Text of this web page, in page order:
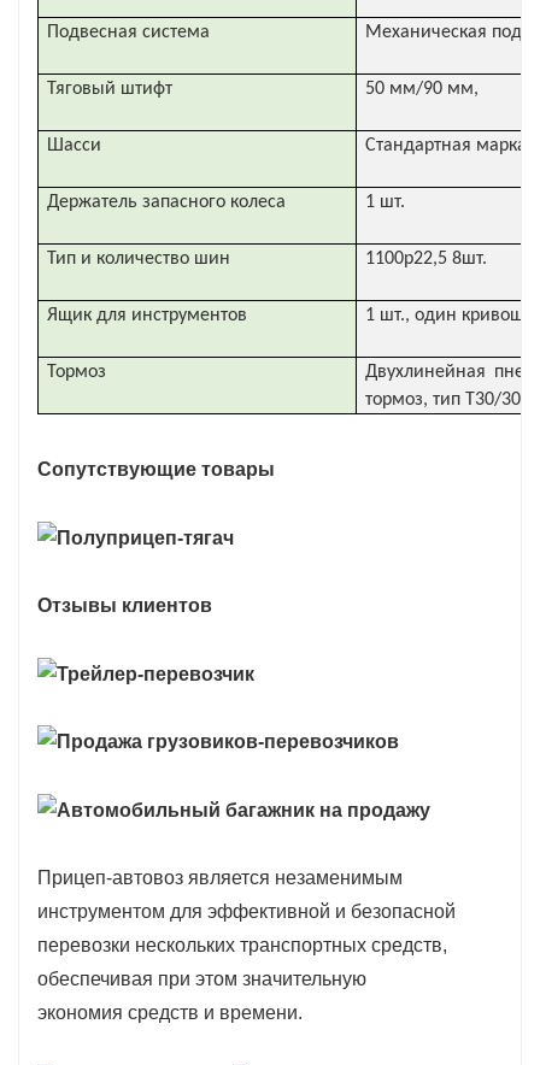
Подвесная система Механическая
Тяговый штифт 50 мм/90 мм,
Шасси Стандартная марка
Держатель запасного колеса 1 шт.
Тип и количество шин 1100р22,5 8шт.
Ящик для инструментов 1 шт., один
Тормоз
Двухлинейная
тормоз, тип T30/30
Сопутствующие товары
Отзывы клиентов
Прицеп-автовоз является незаменимым
инструментом для эффективной и безопасной
перевозки нескольких транспортных средств,
обеспечивая при этом значительную
экономия средств и времени.